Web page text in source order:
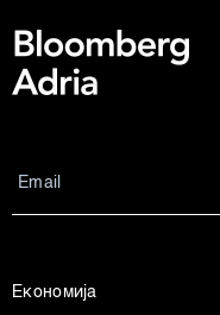
Економија